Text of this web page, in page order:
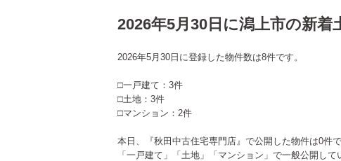
2026年5月30日に潟上市の新着
2026年5月30日に登録した物件数は8件です。
□一戸建て：3件
□土地：3件
□マンション：2件
本日、『秋田中古住宅専門店』で公開した物件は0件で
「一戸建て」「土地」「マンション」で一般公開して